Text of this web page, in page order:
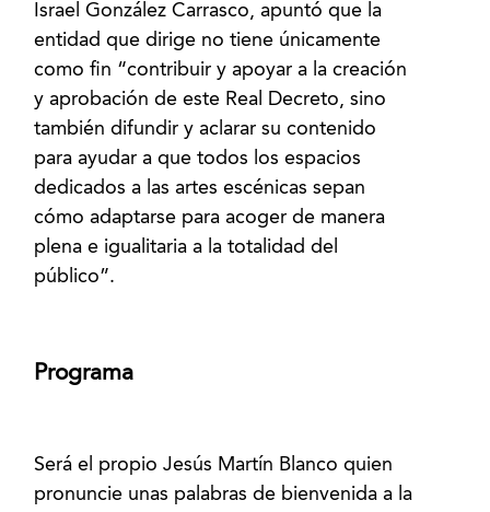
Israel González Carrasco, apuntó que la
entidad que dirige no tiene únicamente
como fin “contribuir y apoyar a la creación
y aprobación de este Real Decreto, sino
también difundir y aclarar su contenido
para ayudar a que todos los espacios
dedicados a las artes escénicas sepan
cómo adaptarse para acoger de manera
plena e igualitaria a la totalidad del
Programa
Será el propio Jesús Martín Blanco quien
pronuncie unas palabras de bienvenida a la